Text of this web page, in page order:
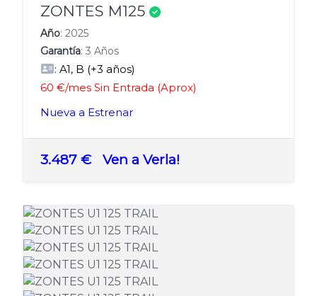
ZONTES M125 Verificado
Año: 2025
Garantía: 3 Años
: A1, B (+3 años)
60 €/mes Sin Entrada (Aprox)
Nueva a Estrenar
3.487 € Ven a Verla!